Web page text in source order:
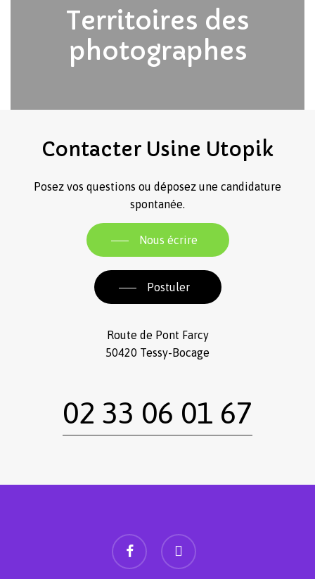
Territoires des
photographes
Contacter Usine Utopik
Posez vos questions ou déposez une candidature
spontanée.
Nous écrire
Postuler
Route de Pont Farcy
50420 Tessy-Bocage
02 33 06 01 67
facebook instagram